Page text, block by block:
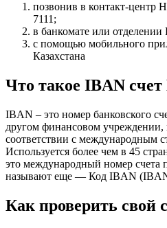
позвонив в контакт-центр
7111;
в банкомате или
с помощью мобильного
Казахстана
Что такое IBAN
IBAN – это номер банковского
другом финансовом
соответствии с международным
Используется более чем в 45
это международный номер счета
называют еще — Код IBAN
Как проверить свой